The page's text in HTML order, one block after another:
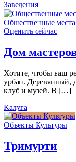
Заведения
Общественные места
Оценить сейчас
Дом
Хотите, чтобы ваш
урбан. Деревянный,
клуб и музей. В […]
Калуга
Объекты Культуры
Тримурти